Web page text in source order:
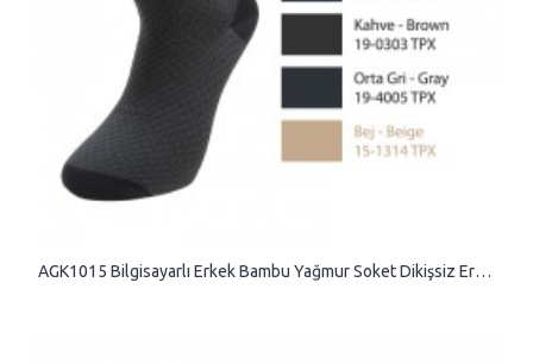
AGK1015 Bilgisayarlı Erkek Bambu Yağmur Soket Dikişsiz Erkek Çorap